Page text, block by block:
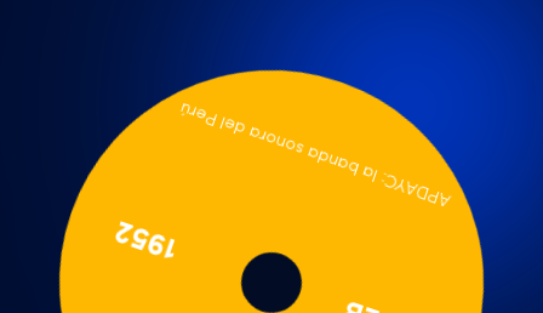
1952 APDAYC: la banda sonora del Perú